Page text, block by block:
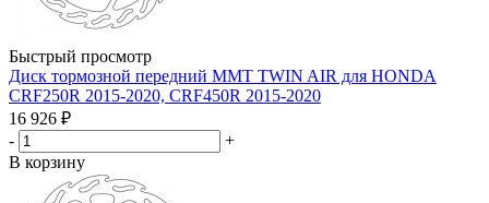
Быстрый просмотр
Диск тормозной передний MMT TWIN AIR для HONDA
CRF250R 2015-2020, CRF450R 2015-2020
16 926 ₽
-
+
В корзину